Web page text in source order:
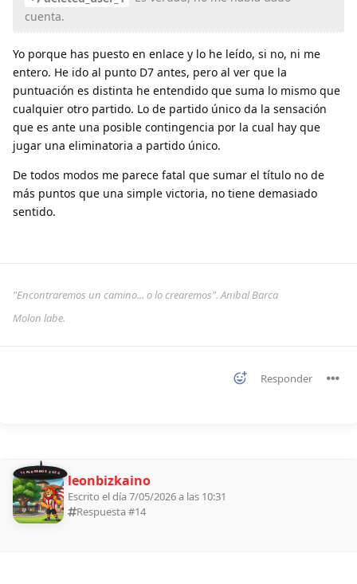
cuenta.
Yo porque has puesto en enlace y lo he leído, si no, ni me
entero. He ido al punto D7 antes, pero al ver que la
puntuación es distinta he entendido que suma lo mismo que
cualquier otro partido. Lo de partido único da la sensación
que es ante una posible contingencia por la cual hay que
jugar una eliminatoria a partido único.
De todos modos me parece fatal que sumar el título no de
más puntos que una simple victoria, no tiene demasiado
sentido.
"Encontraremos un camino... o lo crearemos". Anibal Barca
Molon labe.
Responder
11 ALDEANOS 2026 leonbizkaino
Escrito el día 7/05/2026 a las 10:31
Respuesta #14